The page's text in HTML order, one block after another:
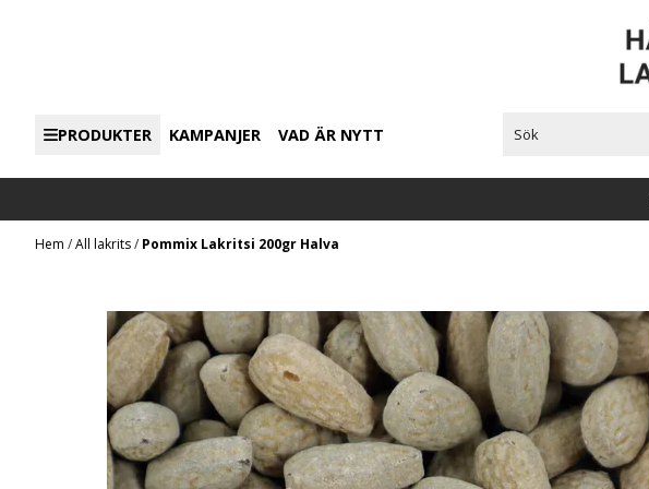
PRODUKTER KAMPANJER VAD ÄR NYTT
Hem /All lakrits/ Pommix Lakritsi 200gr Halva